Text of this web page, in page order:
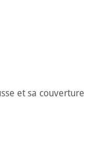
et sa couverture